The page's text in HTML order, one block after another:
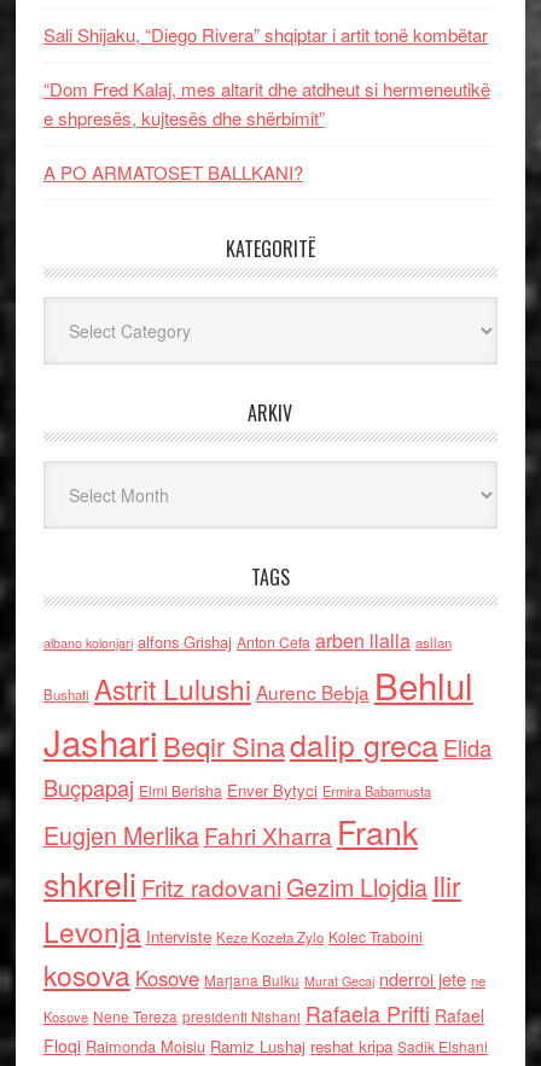
Sali Shijaku, “Diego Rivera” shqiptar i artit tonë kombëtar
“Dom Fred Kalaj, mes altarit dhe atdheut si hermeneutikë
e shpresës, kujtesës dhe shërbimit”
A PO ARMATOSET BALLKANI?
KATEGORITË
ARKIV
TAGS
albano kolonjari alfons Grishaj Anton Cefa arben llalla asllan
Bushati Astrit Lulushi Aurenc Bebja Behlul
Jashari Beqir Sinadalip grecaElida
Buçpapaj Elmi Berisha Enver Bytyci Ermira Babamusta
Eugjen MerlikaFahri Xharra Frank
shkreli Fritz radovaniGezim Llojdia Ilir
Levonja Interviste Keze Kozeta Zylo Kolec Traboini
kosova Kosove Marjana Bulku Murat Gecaj nderroi jete ne
Kosove Nene Tereza presidenti Nishani Rafaela Prifti Rafael
Floqi Raimonda Moisiu Ramiz Lushaj reshat kripa Sadik Elshani